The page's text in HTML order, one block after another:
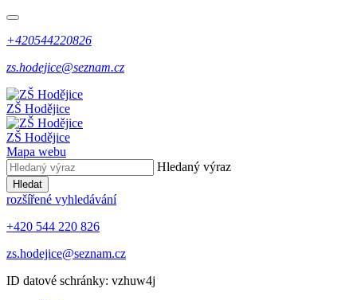
+420544220826
zs.hodejice@seznam.cz
ZŠ Hodějice
ZŠ Hodějice
Mapa webu
Hledaný výraz
Hledat
rozšířené vyhledávání
+420 544 220 826
zs.hodejice@seznam.cz
ID datové schránky: vzhuw4j